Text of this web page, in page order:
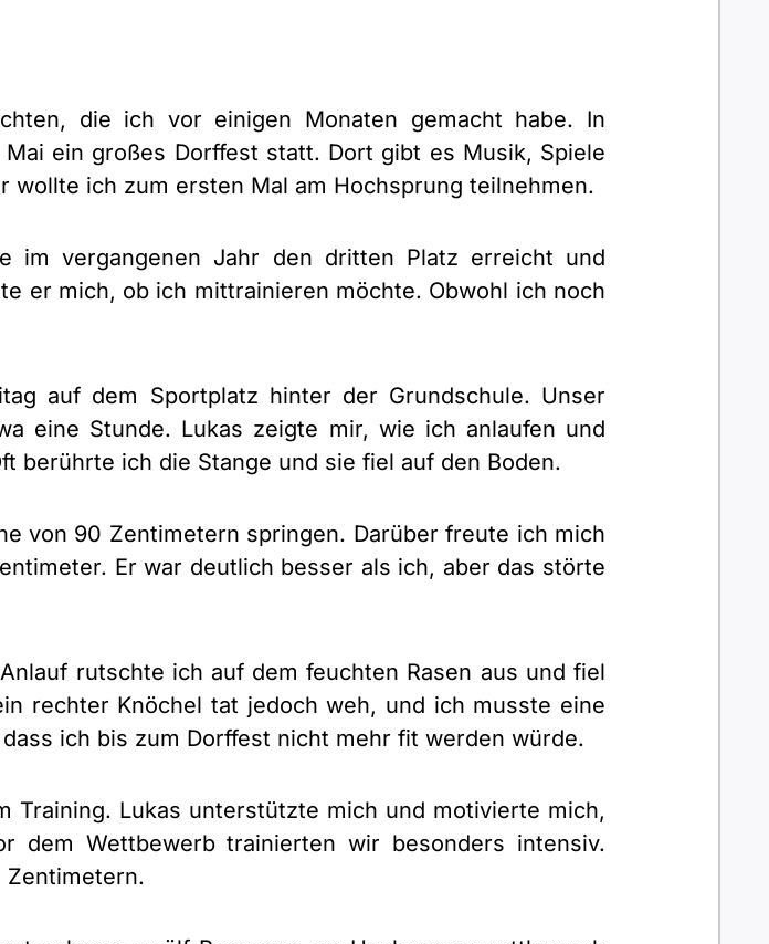
die ich vor einigen Monaten gemacht habe. In
ein großes Dorffest statt. Dort gibt es Musik, Spiele
ich zum ersten Mal am Hochsprung teilnehmen.
im vergangenen Jahr den dritten Platz erreicht und
er mich, ob ich mittrainieren möchte. Obwohl ich noch
auf dem Sportplatz hinter der Grundschule. Unser
eine Stunde. Lukas zeigte mir, wie ich anlaufen und
berührte ich die Stange und sie fiel auf den Boden.
von 90 Zentimetern springen. Darüber freute ich mich
Er war deutlich besser als ich, aber das störte
rutschte ich auf dem feuchten Rasen aus und fiel
rechter Knöchel tat jedoch weh, und ich musste eine
ich bis zum Dorffest nicht mehr fit werden würde.
Training. Lukas unterstützte mich und motivierte mich,
dem Wettbewerb trainierten wir besonders intensiv.
Zentimetern.